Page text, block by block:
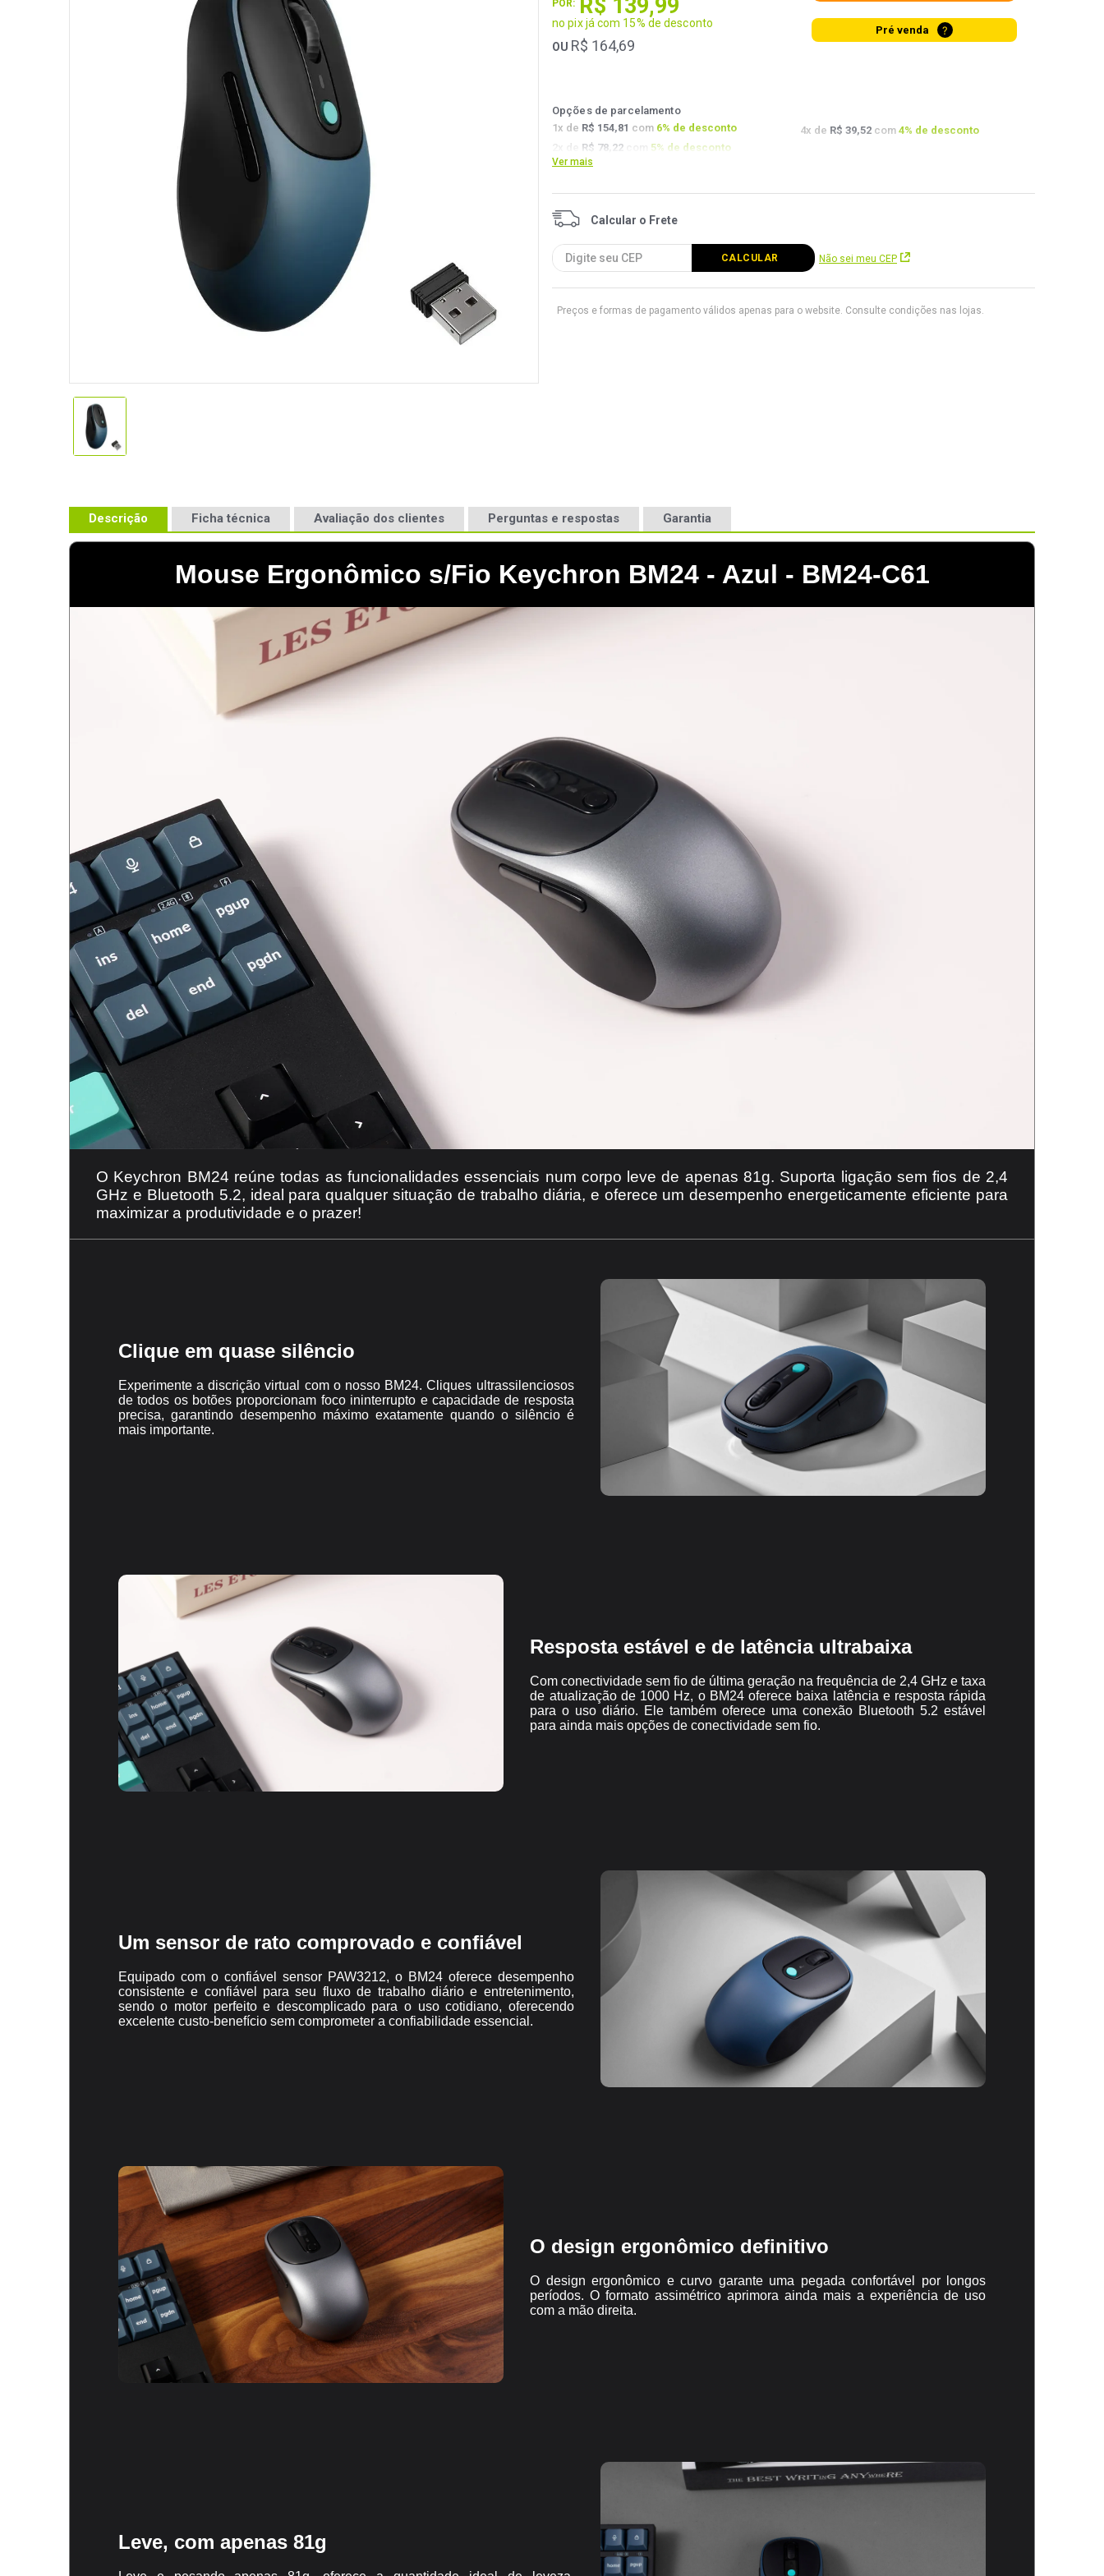
POR: R$ 139,99
no pix já com 15% de desconto
OU R$ 164,69
Pré venda ?
Opções de parcelamento
1x de R$ 154,81 com 6% de desconto
2
R$ 78,22 5% de desconto
4x de R$ 39,52 com 4% de desconto
Ver mais
Não sei meu CEP
Preços e formas de pagamento válidos apenas para o website. Consulte condições nas lojas.
Descrição Ficha técnica Avaliação dos clientes Perguntas e respostas Garantia
Mouse Ergonômico s/Fio Keychron BM24 - Azul - BM24-C61
O Keychron BM24 reúne todas as funcionalidades essenciais num corpo leve de apenas 81g. Suporta ligação sem fios de 2,4
GHz e Bluetooth 5.2, ideal para qualquer situação de trabalho diária, e oferece um desempenho energeticamente eficiente para
maximizar a produtividade e o prazer!
Clique em quase silêncio
Experimente a discrição virtual com o nosso BM24. Cliques ultrassilenciosos
de todos os botões proporcionam foco ininterrupto e capacidade de resposta
precisa, garantindo desempenho máximo exatamente quando o silêncio é
mais importante.
Resposta estável e de latência ultrabaixa
Com conectividade sem fio de última geração na frequência de 2,4 GHz e taxa
de atualização de 1000 Hz, o BM24 oferece baixa latência e resposta rápida
para o uso diário. Ele também oferece uma conexão Bluetooth 5.2 estável
para ainda mais opções de conectividade sem fio.
Um sensor de rato comprovado e confiável
Equipado com o confiável sensor PAW3212, o BM24 oferece desempenho
consistente e confiável para seu fluxo de trabalho diário e entretenimento,
sendo o motor perfeito e descomplicado para o uso cotidiano, oferecendo
excelente custo-benefício sem comprometer a confiabilidade essencial.
O design ergonômico definitivo
O design ergonômico e curvo garante uma pegada confortável por longos
períodos. O formato assimétrico aprimora ainda mais a experiência de uso
com a mão direita.
Leve, com apenas 81g
10
hd